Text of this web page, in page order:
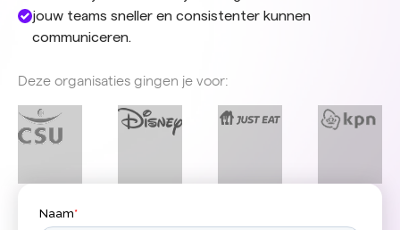
jouw teams sneller en consistenter kunnen
communiceren.
Deze organisaties gingen je voor: